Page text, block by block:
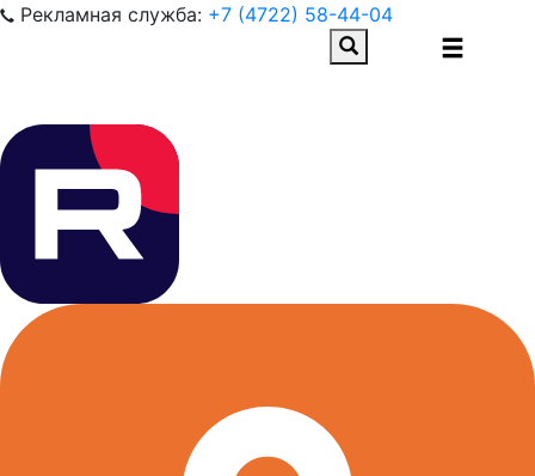
Рекламная служба: +7 (4722) 58-44-04